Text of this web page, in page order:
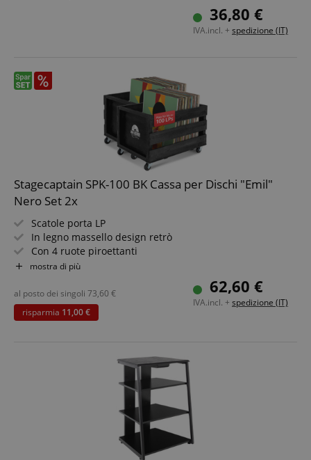
Naturalmente utilizzabile anche per molti altri oggetti
36,80 €
IVA.incl. + spedizione (IT)
Stagecaptain SPK-100 BK Cassa per Dischi "Emil"
Nero Set 2x
Scatole porta LP
In legno massello design retrò
Con 4 ruote piroettanti
Per fino a 100 dischi
Naturalmente adatte anche per molti altri usi fino a 25
kg
mostra di più
62,60 €
IVA.incl. + spedizione (IT)
al posto dei singoli 73,60 €
risparmia 11,00 €